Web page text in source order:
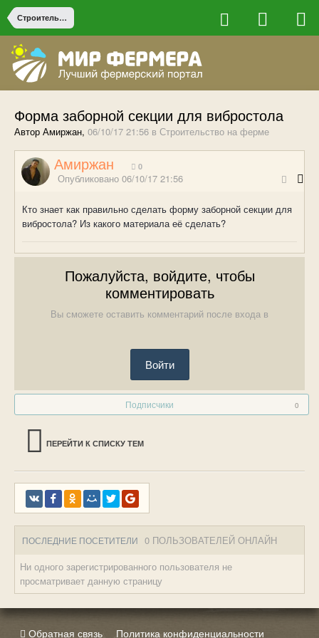
Строительство на ферме
Форма заборной секции для вибростола
Автор Амиржан, 06/10/17 21:56 в Строительство на ферме
Амиржан 0
Опубликовано 06/10/17 21:56
Кто знает как правильно сделать форму заборной секции для
вибростола? Из какого материала её сделать?
Пожалуйста, войдите, чтобы
комментировать
Вы сможете оставить комментарий после входа в
Войти
Подписчики 0
ПЕРЕЙТИ К СПИСКУ ТЕМ
ПОСЛЕДНИЕ ПОСЕТИТЕЛИ 0 ПОЛЬЗОВАТЕЛЕЙ ОНЛАЙН
Ни одного зарегистрированного пользователя не
просматривает данную страницу
Обратная связь Политика конфиденциальности